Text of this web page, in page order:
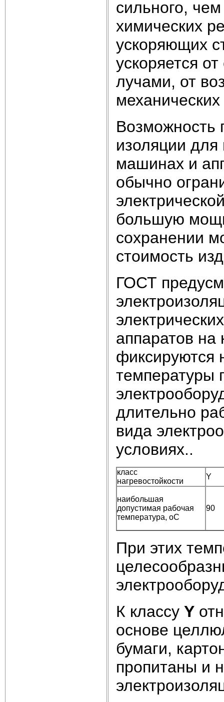
сильного,
химических
ускоряющих
ускоряется
лучами, от
механических
Возможность
изоляции для
машинах и
обычно
большую
сохранении
стоимость
ГОСТ
аппаратов на
фиксируются
температуры
длительно
вида
условиях..
класс
нагревостойкости
Y
наибольшая
допустимая рабочая
температура, оС
90
При этих
К классу Y
основе
бумаги,
пропитаны и